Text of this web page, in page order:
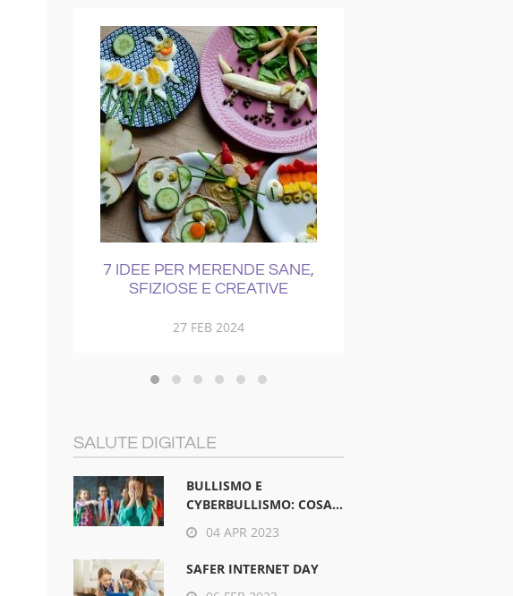
7 IDEE PER MERENDE SANE,
SFIZIOSE E CREATIVE
27 FEB 2024
SALUTE DIGITALE
BULLISMO E
CYBERBULLISMO: COSA...
04 APR 2023
SAFER INTERNET DAY